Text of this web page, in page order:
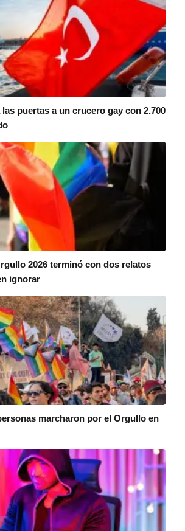
puertas a un crucero gay con 2.700
2026 terminó con dos relatos
ignorar
marcharon por el Orgullo en